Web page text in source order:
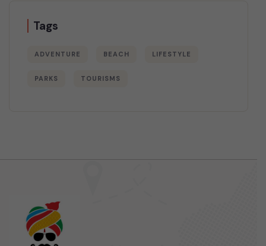
Tags
ADVENTURE BEACH LIFESTYLE
PARKS TOURISMS